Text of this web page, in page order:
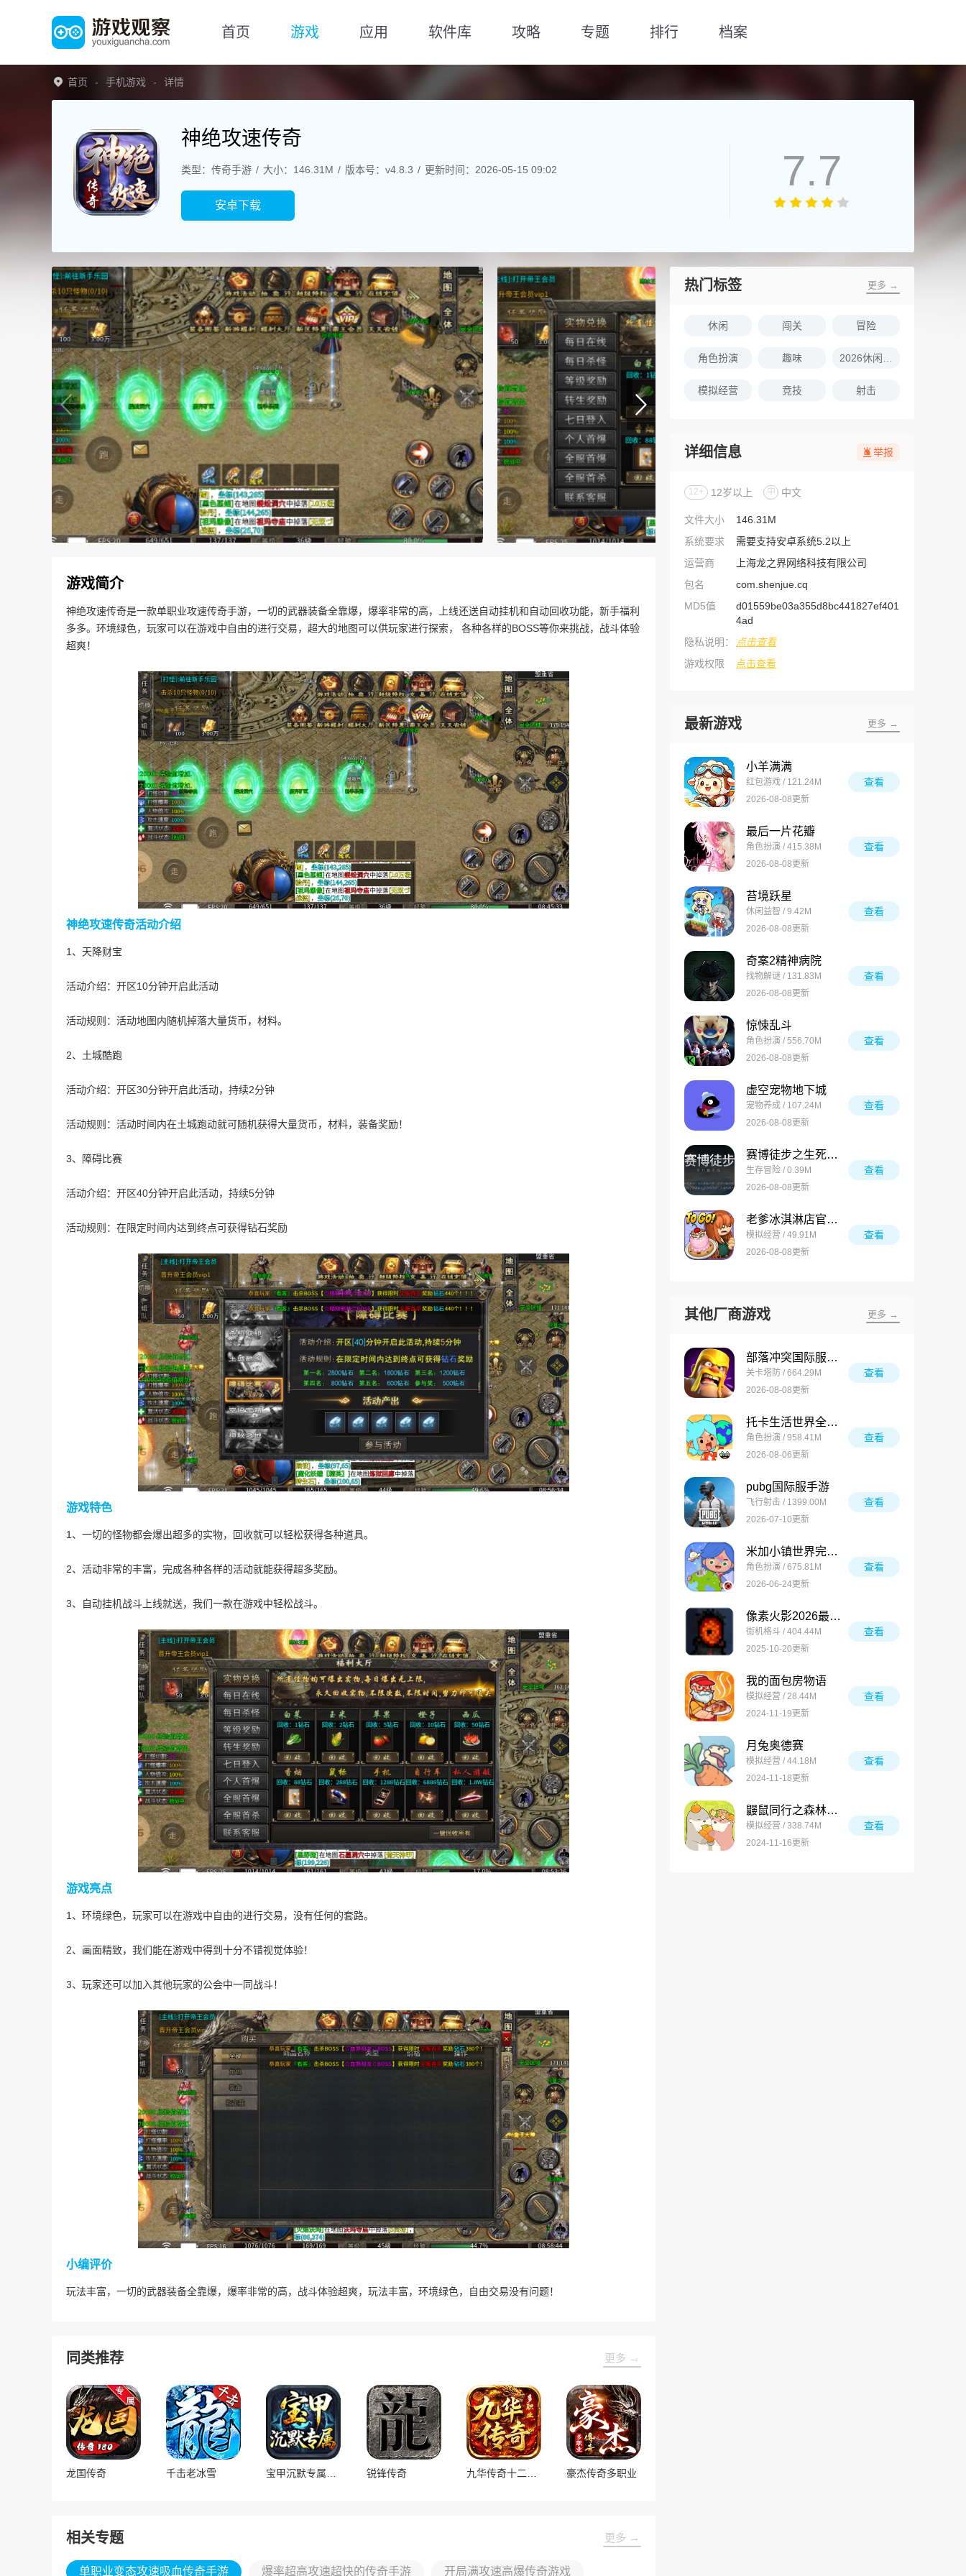
首页 游戏 应用 软件库 攻略 专题 排行 档案
首页 手机游戏 详情
神绝攻速传奇
类型：传奇手游 大小：146.31M 版本号：v4.8.3 更新时间：2026-05-15 09:02
安卓下载
7.7
游戏简介
神绝攻速传奇是一款单职业攻速传奇手游，一切的武器装备全靠爆，爆率非常的高，上线还送自动挂机和自动回收功能，新手福利
多多。环境绿色，玩家可以在游戏中自由的进行交易，超大的地图可以供玩家进行探索， 各种各样的BOSS等你来挑战，战斗体验
超爽！
神绝攻速传奇活动介绍
1、天降财宝
活动介绍：开区10分钟开启此活动
活动规则：活动地图内随机掉落大量货币，材料。
2、土城酷跑
活动介绍：开区30分钟开启此活动，持续2分钟
活动规则：活动时间内在土城跑动就可随机获得大量货币，材料，装备奖励！
3、障碍比赛
活动介绍：开区40分钟开启此活动，持续5分钟
活动规则：在限定时间内达到终点可获得钻石奖励
游戏特色
1、一切的怪物都会爆出超多的实物，回收就可以轻松获得各种道具。
2、活动非常的丰富，完成各种各样的活动就能获得超多奖励。
3、自动挂机战斗上线就送，我们一款在游戏中轻松战斗。
游戏亮点
1、环境绿色，玩家可以在游戏中自由的进行交易，没有任何的套路。
2、画面精致，我们能在游戏中得到十分不错视觉体验！
3、玩家还可以加入其他玩家的公会中一同战斗！
小编评价
玩法丰富，一切的武器装备全靠爆，爆率非常的高，战斗体验超爽，玩法丰富，环境绿色，自由交易没有问题！
同类推荐 更多 →
龙国传奇 千击老冰雪 锐锋传奇 豪杰传奇多职业
相关专题 更多 →
单职业变态攻速吸血传奇手游 爆率超高攻速超快的传奇手游 开局满攻速高爆传奇游戏
热门标签 更多 →
休闲 闯关 冒险
角色扮演 趣味
模拟经营 竞技 射击
详细信息 举报
12+ 12岁以上 中 中文
文件大小
146.31M
系统要求
需要支持安卓系统5.2以上
运营商
上海龙之界网络科技有限公司
包名
com.shenjue.cq
MD5值
d01559be03a355d8bc441827ef401
4ad
隐私说明：
点击查看
游戏权限
点击查看
最新游戏 更多 →
小羊满满
红包游戏 / 121.24M
2026-08-08更新
查看
最后一片花瓣
角色扮演 / 415.38M
2026-08-08更新
查看
苔境跃星
休闲益智 / 9.42M
2026-08-08更新
查看
奇案2精神病院
找物解谜 / 131.83M
2026-08-08更新
查看
惊悚乱斗
角色扮演 / 556.70M
2026-08-08更新
查看
虚空宠物地下城
宠物养成 / 107.24M
2026-08-08更新
查看
赛博徒步之生死鳌太线
生存冒险 / 0.39M
2026-08-08更新
查看
老爹冰淇淋店官方版
模拟经营 / 49.91M
2026-08-08更新
查看
其他厂商游戏 更多 →
部落冲突国际服最新版
关卡塔防 / 664.29M
2026-08-08更新
查看
托卡生活世界全解锁版
角色扮演 / 958.41M
2026-08-06更新
查看
pubg国际服手游
飞行射击 / 1399.00M
2026-07-10更新
查看
米加小镇世界完整版
角色扮演 / 675.81M
2026-06-24更新
查看
像素火影2026最新版
街机格斗 / 404.44M
2025-10-20更新
查看
我的面包房物语
模拟经营 / 28.44M
2024-11-19更新
查看
月兔奥德赛
模拟经营 / 44.18M
2024-11-18更新
查看
鼹鼠同行之森林之家万圣节版
模拟经营 / 338.74M
2024-11-16更新
查看